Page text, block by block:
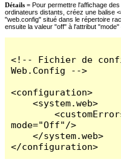
Détails = Pour permettre l'affichage
ordinateurs distants, créez une balise
"web.config" situé dans le répertoire
ensuite la valeur "off" à l'attribut
<!-- Fichier de
Web.Config -->
<configuration>
    <system.web>
        <customErrors
mode="Off"/>
    </system.web>
</configuration>